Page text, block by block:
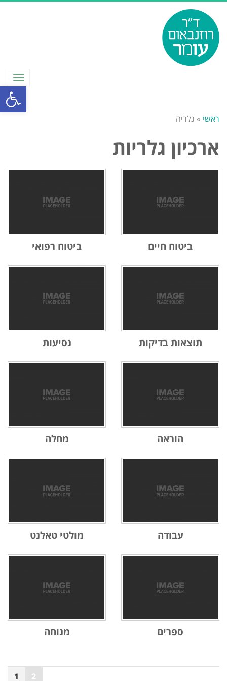
פתח
ראשי » גלריה
ארכיון גלריות
ביטוח חיים ביטוח רפואי
תוצאות בדיקות נסיעות
הוראה מחלה
עבודה מולטי טאלנט
ספרים מנוחה
1 2